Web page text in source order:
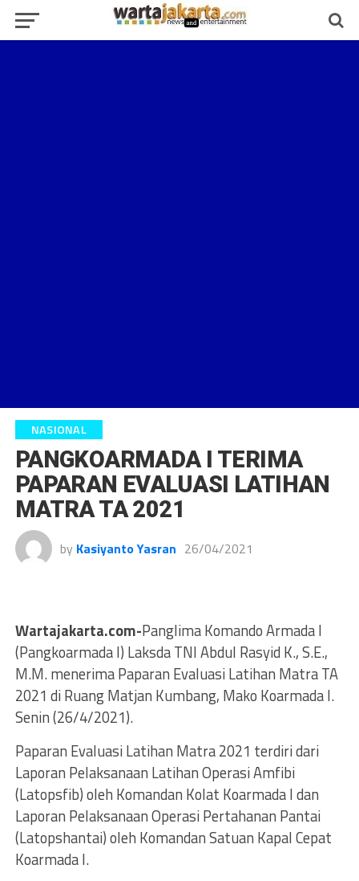
NASIONAL
PANGKOARMADA I TERIMA
PAPARAN EVALUASI LATIHAN
MATRA TA 2021
by Kasiyanto Yasran 26/04/2021
Wartajakarta.com-Panglima Komando Armada I
(Pangkoarmada I) Laksda TNI Abdul Rasyid K., S.E.,
M.M. menerima Paparan Evaluasi Latihan Matra TA
2021 di Ruang Matjan Kumbang, Mako Koarmada I.
Senin (26/4/2021).
Paparan Evaluasi Latihan Matra 2021 terdiri dari
Laporan Pelaksanaan Latihan Operasi Amfibi
(Latopsfib) oleh Komandan Kolat Koarmada I dan
Laporan Pelaksanaan Operasi Pertahanan Pantai
(Latopshantai) oleh Komandan Satuan Kapal Cepat
Koarmada I.